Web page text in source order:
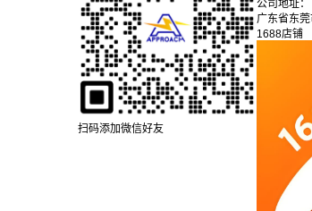
扫码添加微信好友
公司地址：
广东省东
1688店铺